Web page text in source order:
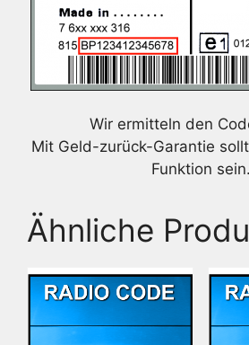
Wir ermitteln den
Mit Geld-zurück-Garantie
Funktion sein.
Ähnliche